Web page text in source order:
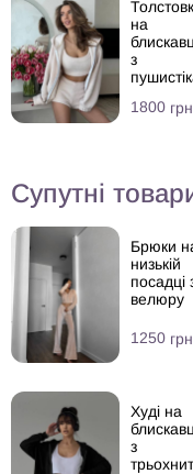
на
з
1800 грн
Супутні
Брюки
низькій
посадці
велюру
1250 грн
Худі на
з